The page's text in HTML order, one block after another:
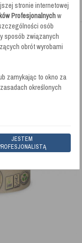
stronie internetowej
Profesjonalnychw
osób
sposób związanych
obrót wyrobami
zamykając to okno za
określonych
JESTEM